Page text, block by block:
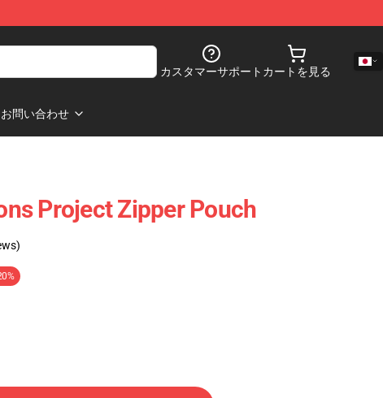
カスタマーサポート カートを見る
お問い合わせ
Project Zipper Pouch